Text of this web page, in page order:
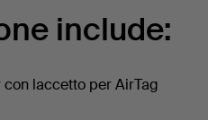
include:
laccetto per AirTag